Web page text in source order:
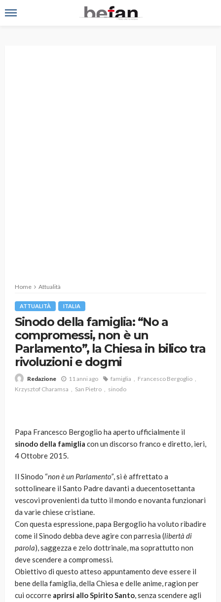
Home Attualità
ATTUALITÀ ITALIA
Sinodo della famiglia: “No a
compromessi, non è un
Parlamento”, la Chiesa in bilico tra
rivoluzioni e dogmi
Redazione 11 anni ago famiglia
Francesco Bergoglio
Krzysztof Charamsa
San Pietro sinodo
Papa Francesco Bergoglio ha aperto ufficialmente il
sinodo della famiglia con un discorso franco e diretto, ieri,
4 Ottobre 2015.
Il Sinodo “non è un Parlamento”, si è affrettato a
sottolineare il Santo Padre davanti a duecentosettanta
vescovi provenienti da tutto il mondo e novanta funzionari
da varie chiese cristiane.
Con questa espressione, papa Bergoglio ha voluto ribadire
come il Sinodo debba deve agire con parresia (libertà di
parola), saggezza e zelo dottrinale, ma soprattutto non
deve scendere a compromessi.
Obiettivo di questo atteso appuntamento deve essere il
bene della famiglia, della Chiesa e delle anime, ragion per
cui occorre aprirsi allo Spirito Santo, senza scendere agli